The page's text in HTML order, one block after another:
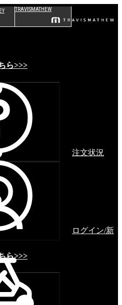
TRAVISMATHEW
ら>>>
ら>>>
注文状況
ログイン/新